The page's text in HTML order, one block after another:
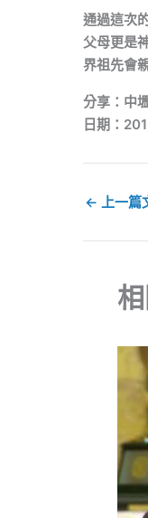
通過這次
父母更是
界祖先會
分享：中
日期：
← 上一篇